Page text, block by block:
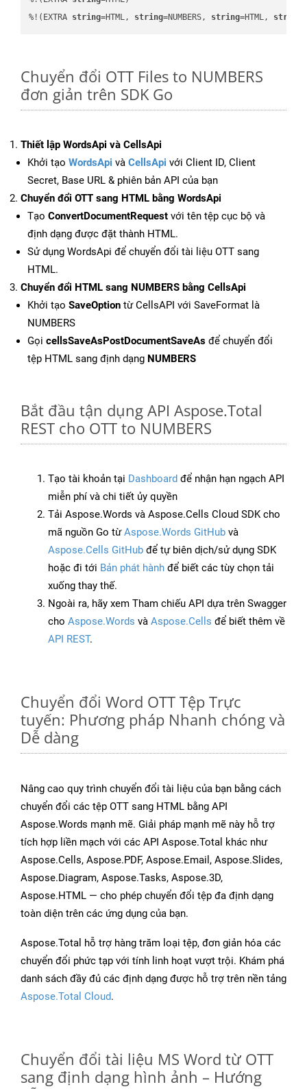
%!(EXTRA string=HTML, string=NUMBERS, string=HTML, string
Chuyển đổi OTT Files to NUMBERS
đơn giản trên SDK Go
Thiết lập WordsApi và CellsApi
Khởi tạo WordsApi và CellsApi với Client ID, Client
Secret, Base URL & phiên bản API của bạn
Chuyển đổi OTT sang HTML bằng WordsApi
Tạo ConvertDocumentRequest với tên tệp cục bộ và
định dạng được đặt thành HTML.
Sử dụng WordsApi để chuyển đổi tài liệu OTT sang
HTML.
Chuyển đổi HTML sang NUMBERS bằng CellsApi
Khởi tạo SaveOption từ CellsAPI với SaveFormat là
NUMBERS
Gọi cellsSaveAsPostDocumentSaveAs để chuyển đổi
tệp HTML sang định dạng NUMBERS
Bắt đầu tận dụng API Aspose.Total
REST cho OTT to NUMBERS
Tạo tài khoản tại Dashboard để nhận hạn ngạch API
miễn phí và chi tiết ủy quyền
Tải Aspose.Words và Aspose.Cells Cloud SDK cho
mã nguồn Go từAspose.Words GitHub và
Aspose.Cells GitHub để tự biên dịch/sử dụng SDK
hoặc đi tới Bản phát hành để biết các tùy chọn tải
xuống thay thế.
Ngoài ra, hãy xem Tham chiếu API dựa trên Swagger
cho Aspose.Words và Aspose.Cells để biết thêm về
API REST.
Chuyển đổi Word OTT Tệp Trực
tuyến: Phương pháp Nhanh chóng và
Dễ dàng
Nâng cao quy trình chuyển đổi tài liệu của bạn bằng cách
chuyển đổi các tệp OTT sang HTML bằng API
Aspose.Words mạnh mẽ. Giải pháp mạnh mẽ này hỗ trợ
tích hợp liền mạch với các API Aspose.Total khác như
Aspose.Cells, Aspose.PDF, Aspose.Email, Aspose.Slides,
Aspose.Diagram, Aspose.Tasks, Aspose.3D,
Aspose.HTML — cho phép chuyển đổi tệp đa định dạng
toàn diện trên các ứng dụng của bạn.
Aspose.Total hỗ trợ hàng trăm loại tệp, đơn giản hóa các
chuyển đổi phức tạp với tính linh hoạt vượt trội. Khám phá
danh sách đầy đủ các định dạng được hỗ trợ trên nền tảng
Aspose.Total Cloud.
Chuyển đổi tài liệu MS Word từ OTT
sang định dạng hình ảnh – Hướng